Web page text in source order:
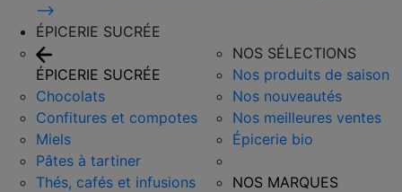
⟶
ÉPICERIE SUCRÉE
ÉPICERIE SUCRÉE
Chocolats
Confitures et compotes
Miels
Pâtes à tartiner
Thés, cafés et infusions
NOS SÉLECTIONS
Nos produits de saison
Nos nouveautés
Nos meilleures ventes
Épicerie bio
NOS MARQUES